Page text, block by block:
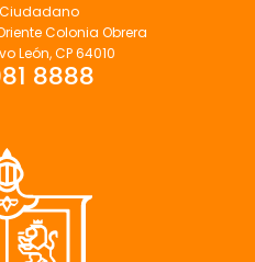
Colonia Obrera
León, CP 64010
8888